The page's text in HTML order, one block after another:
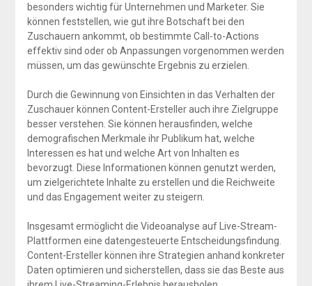
besonders wichtig für Unternehmen und Marketer. Sie
können feststellen, wie gut ihre Botschaft bei den
Zuschauern ankommt, ob bestimmte Call-to-Actions
effektiv sind oder ob Anpassungen vorgenommen werden
müssen, um das gewünschte Ergebnis zu erzielen.
Durch die Gewinnung von Einsichten in das Verhalten der
Zuschauer können Content-Ersteller auch ihre Zielgruppe
besser verstehen. Sie können herausfinden, welche
demografischen Merkmale ihr Publikum hat, welche
Interessen es hat und welche Art von Inhalten es
bevorzugt. Diese Informationen können genutzt werden,
um zielgerichtete Inhalte zu erstellen und die Reichweite
und das Engagement weiter zu steigern.
Insgesamt ermöglicht die Videoanalyse auf Live-Stream-
Plattformen eine datengesteuerte Entscheidungsfindung.
Content-Ersteller können ihre Strategien anhand konkreter
Daten optimieren und sicherstellen, dass sie das Beste aus